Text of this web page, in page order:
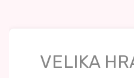
VELIKA